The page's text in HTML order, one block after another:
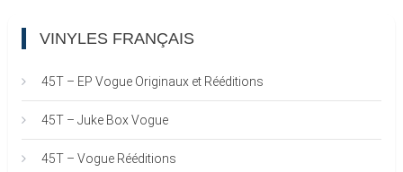
VINYLES FRANÇAIS
45T – EP Vogue Originaux et Rééditions
45T – Juke Box Vogue
45T – Vogue Rééditions